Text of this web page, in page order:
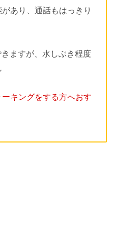
あり、通話もはっきり
ますが、水しぶき程度
キングをする方へおす